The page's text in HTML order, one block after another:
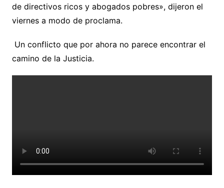
de directivos ricos y abogados pobres», dijeron el
viernes a modo de proclama.
Un conflicto que por ahora no parece encontrar el
camino de la Justicia.